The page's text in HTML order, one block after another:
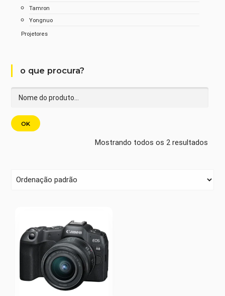
Tamron
Yongnuo
Projetores
o que procura?
Mostrando todos os 2 resultados